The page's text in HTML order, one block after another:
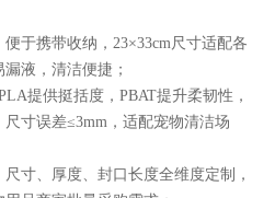
于携带收纳，23×33cm尺寸适配各
液，清洁便捷；
提供挺括度，PBAT提升柔韧性，
寸误差≤3mm，适配宠物清洁场
寸、厚度、封口长度全维度定制，